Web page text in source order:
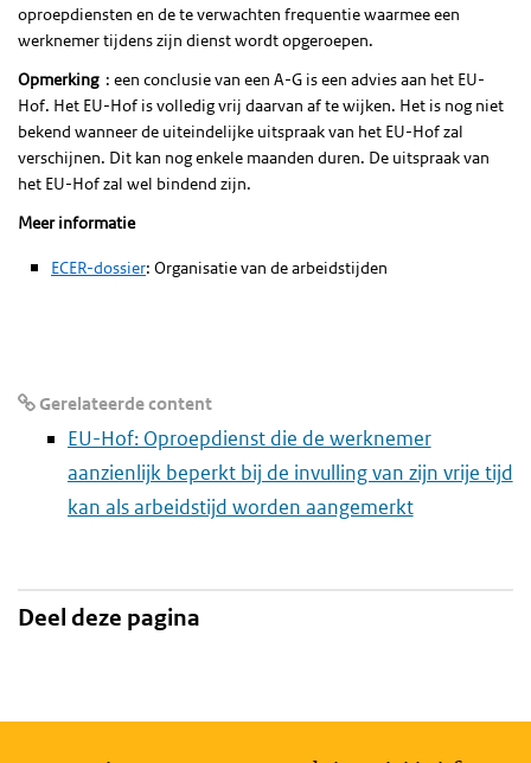
oproepdiensten en de te verwachten frequentie waarmee een
werknemer tijdens zijn dienst wordt opgeroepen.
Opmerking : een conclusie van een A-G is een advies aan het EU-
Hof. Het EU-Hof is volledig vrij daarvan af te wijken. Het is nog niet
bekend wanneer de uiteindelijke uitspraak van het EU-Hof zal
verschijnen. Dit kan nog enkele maanden duren. De uitspraak van
het EU-Hof zal wel bindend zijn.
Meer informatie
ECER-dossier: Organisatie van de arbeidstijden
Gerelateerde content
EU-Hof: Oproepdienst die de werknemer
aanzienlijk beperkt bij de invulling van zijn vrije tijd
kan als arbeidstijd worden aangemerkt
Deel deze pagina